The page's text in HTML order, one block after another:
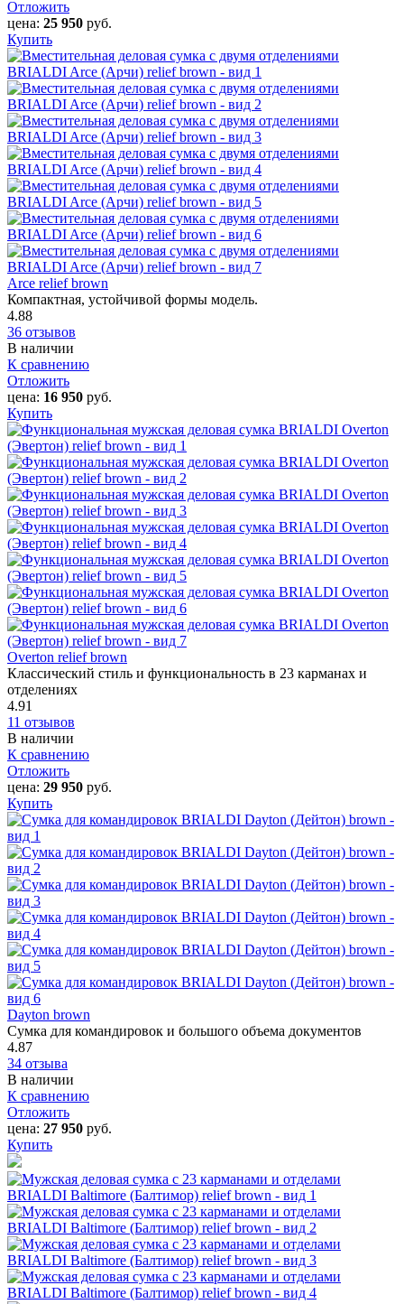
Отложить
цена: 25 950 руб.
Купить
Arce relief brown
Компактная, устойчивой формы модель.
4.88
36 отзывов
В наличии
К сравнению
Отложить
цена: 16 950 руб.
Купить
Overton relief brown
Классический стиль и функциональность в 23 карманах и
отделениях
4.91
11 отзывов
В наличии
К сравнению
Отложить
цена: 29 950 руб.
Купить
Dayton brown
Сумка для командировок и большого объема документов
4.87
34 отзыва
В наличии
К сравнению
Отложить
цена: 27 950 руб.
Купить